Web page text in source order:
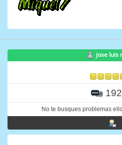
jose luis
No te busques problemas